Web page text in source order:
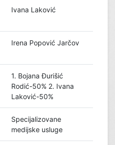
Ivana Laković
Irena Popović Jarčov
1. Bojana Đurišić
Rodić-50% 2. Ivana
Laković-50%
Specijalizovane
medijske usluge